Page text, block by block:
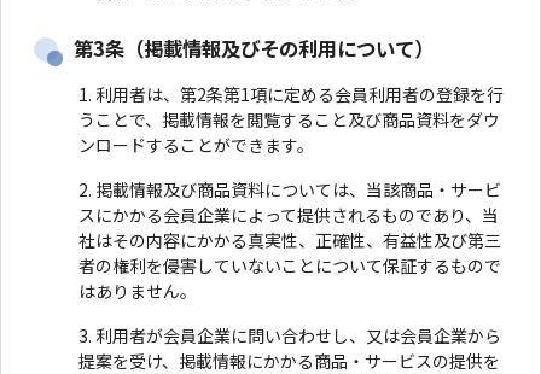
第3条（掲載情報及びその利用について）
利用者は、第2条第1項に定める会員利用者の登録を行
うことで、掲載情報を閲覧すること及び商品資料をダウ
ンロードすることができます。
掲載情報及び商品資料については、当該商品・サービ
スにかかる会員企業によって提供されるものであり、当
社はその内容にかかる真実性、正確性、有益性及び第三
者の権利を侵害していないことについて保証するもので
はありません。
利用者が会員企業に問い合わせし、又は会員企業から
提案を受け、掲載情報にかかる商品・サービスの提供を